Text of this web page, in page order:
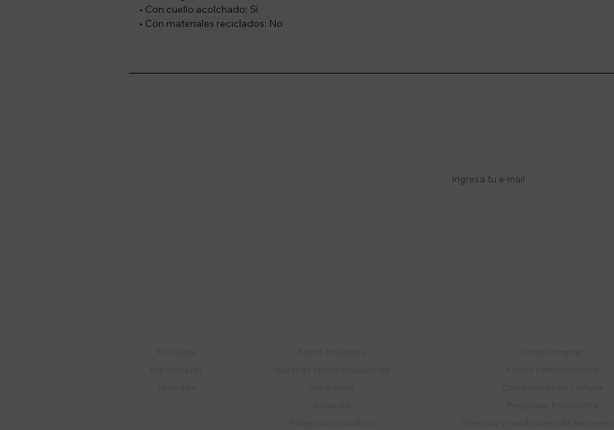
• Con cuello acolchado: Sí
• Con materiales reciclados: No